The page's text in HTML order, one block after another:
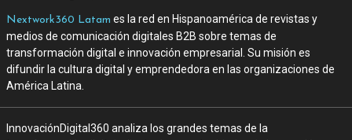
Nextwork360 Latam es la red en Hispanoamérica de revistas y
medios de comunicación digitales B2B sobre temas de
transformación digital e innovación empresarial. Su misión es
difundir la cultura digital y emprendedora en las organizaciones de
América Latina.
InnovaciónDigital360 analiza los grandes temas de la